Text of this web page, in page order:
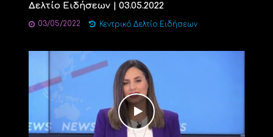
Δελτίο Ειδήσεων | 03.05.2022
03/05/2022 Κεντρικό Δελτίο Ειδήσεων